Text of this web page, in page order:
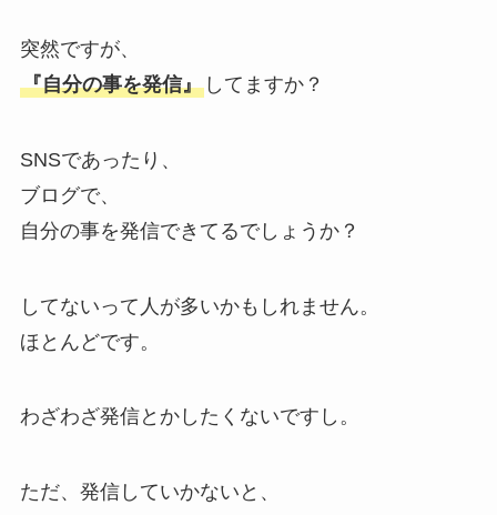
突然ですが、
『自分の事を発信』してますか？
SNSであったり、
ブログで、
自分の事を発信できてるでしょうか？
してないって人が多いかもしれません。
ほとんどです。
わざわざ発信とかしたくないですし。
ただ、発信していかないと、